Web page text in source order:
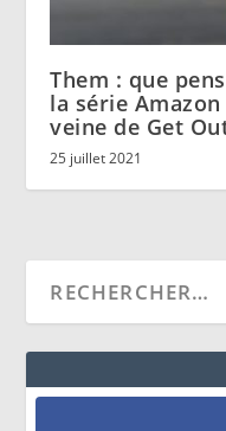
Them : que
la série
veine de Get
25 juillet 2021